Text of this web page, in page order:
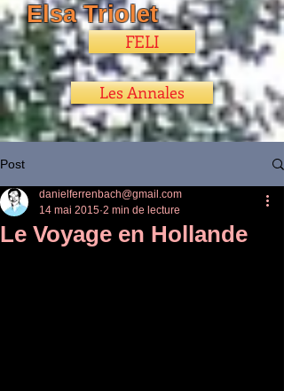
Elsa Triolet
FELI
Les Annales
Post
Le Voyage en Hollande
danielferrenbach@gmail.com
14 mai 2015 2 min de lecture